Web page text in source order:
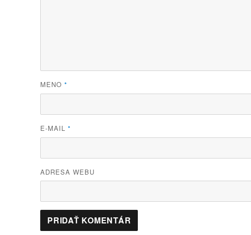
MENO*
E-MAIL*
ADRESA WEBU